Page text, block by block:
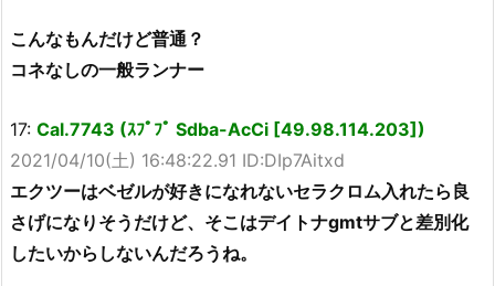
こんなもんだけど普通？
コネなしの一般ランナー
17: Cal.7743 (ｽﾌﾟﾌﾟ Sdba-AcCi [49.98.114.203])
2021/04/10(土) 16:48:22.91 ID:DIp7Aitxd
エクツーはベゼルが好きになれないセラクロム入れたら良
さげになりそうだけど、そこはデイトナgmtサブと差別化
したいからしないんだろうね。